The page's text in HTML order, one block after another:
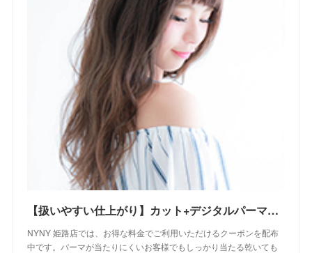
【扱いやすい仕上がり】カット+デジタルパーマ+Ｎ.オイル付｜クーポン｜美容室 NYNY NYNY 姫路店｜ヘアサロン・美容院｜ニューヨークニューヨーク
NYNY 姫路店では、お得な料金でご利用いただけるクーポンを配布
中です。パーマが当たりにくいお客様でもしっかり当たる乾いても